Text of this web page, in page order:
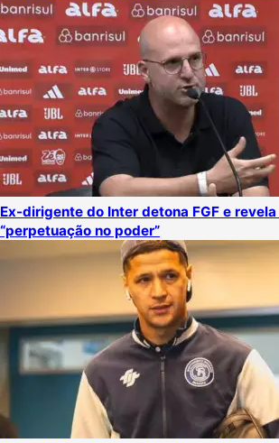
Ex-dirigente do Inter detona FGF e
“perpetuação no poder”